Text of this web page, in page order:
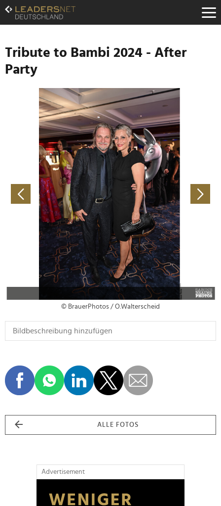
Zum
Inhalt
Zur
Navigation
Zur
Hauptnavigation
Tribute to Bambi 2024 - After
Party
© BrauerPhotos / O.Walterscheid
ALLE FOTOS
Advertisement